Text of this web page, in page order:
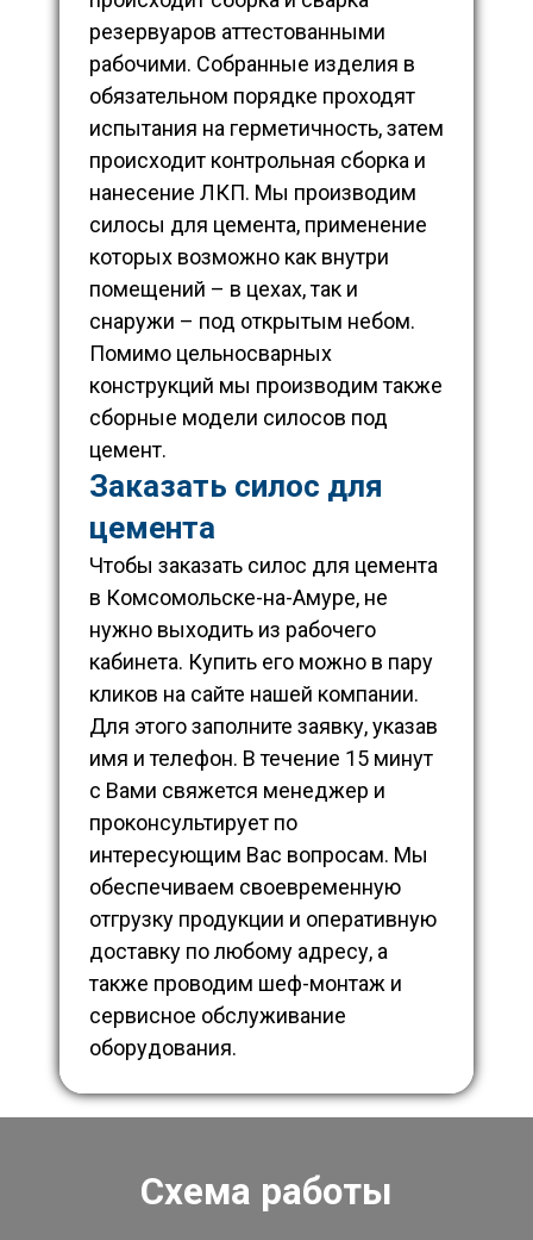
резервуаров аттестованными
рабочими. Собранные изделия в
обязательном порядке проходят
испытания на герметичность, затем
происходит контрольная сборка и
нанесение ЛКП. Мы производим
силосы для цемента, применение
которых возможно как внутри
помещений – в цехах, так и
снаружи – под открытым небом.
Помимо цельносварных
конструкций мы производим также
сборные модели силосов под
цемент.
Заказать силос для
цемента
Чтобы заказать силос для цемента
в Комсомольске-на-Амуре, не
нужно выходить из рабочего
кабинета. Купить его можно в пару
кликов на сайте нашей компании.
Для этого заполните заявку, указав
имя и телефон. В течение 15 минут
с Вами свяжется менеджер и
проконсультирует по
интересующим Вас вопросам. Мы
обеспечиваем своевременную
отгрузку продукции и оперативную
доставку по любому адресу, а
также проводим шеф-монтаж и
сервисное обслуживание
оборудования.
Схема работы